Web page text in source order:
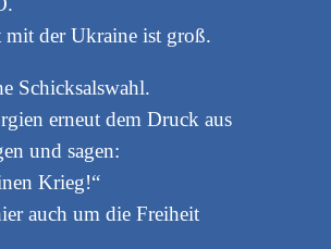
der Ukraine ist groß.
Schicksalswahl.
erneut dem Druck aus
und sagen:
Krieg!“
auch um die Freiheit